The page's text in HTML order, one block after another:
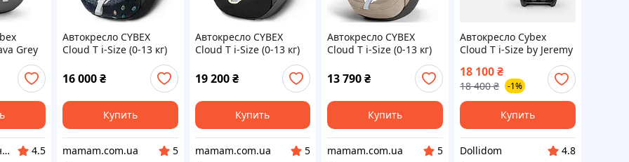
Grey
tech.dp.ua - интернет магазин
4.5
Автокресло CYBEX
Cloud T i-Size (0-13 кг)
16 000₴
Купить
mamam.com.ua
5
Автокресло CYBEX
Cloud T i-Size (0-13 кг)
19 200 ₴
Купить
mamam.com.ua
5
Автокресло CYBEX
Cloud T i-Size (0-13 кг)
13 790₴
Купить
mamam.com.ua
5
Автокресло Cybex
Cloud T i-Size by Jeremy
Scott Wings группа 0+
45-87 см до 13 кг
черное с крыльями
18 100₴
18 400 ₴ -1%
Купить
Dollidom
4.8